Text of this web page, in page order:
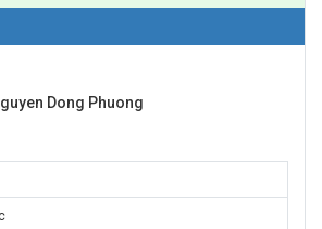
Dong Phuong